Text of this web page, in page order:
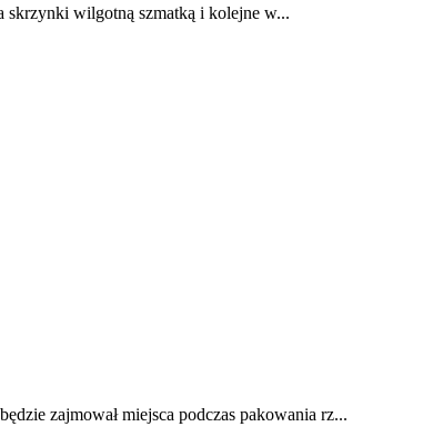
skrzynki wilgotną szmatką i kolejne w...
zajmował miejsca podczas pakowania rz...